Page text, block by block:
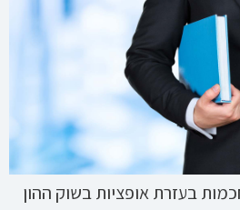
בעזרת אופציות בשוק ההון